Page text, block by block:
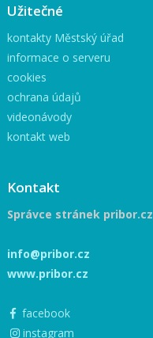
Užitečné
kontakty Městský úřad
informace o serveru
cookies
ochrana údajů
videonávody
kontakt web
Kontakt
Správce stránek pribor.cz
info@pribor.cz
www.pribor.cz
facebook
instagram